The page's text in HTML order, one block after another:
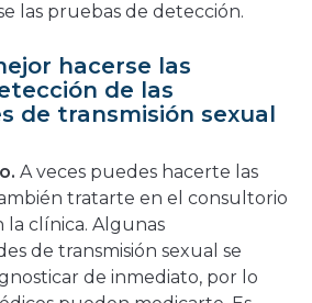
las pruebas de detección.
hacerse las
de las
de transmisión sexual
A veces puedes hacerte las
tratarte en el consultorio
la clínica. Algunas
de transmisión sexual se
de inmediato, por lo